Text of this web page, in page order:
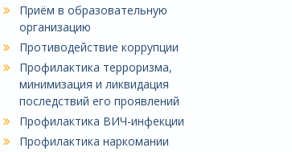
Приём в образовательную
организацию
Противодействие коррупции
Профилактика терроризма,
минимизация и ликвидация
последствий его проявлений
Профилактика ВИЧ-инфекции
Профилактика наркомании